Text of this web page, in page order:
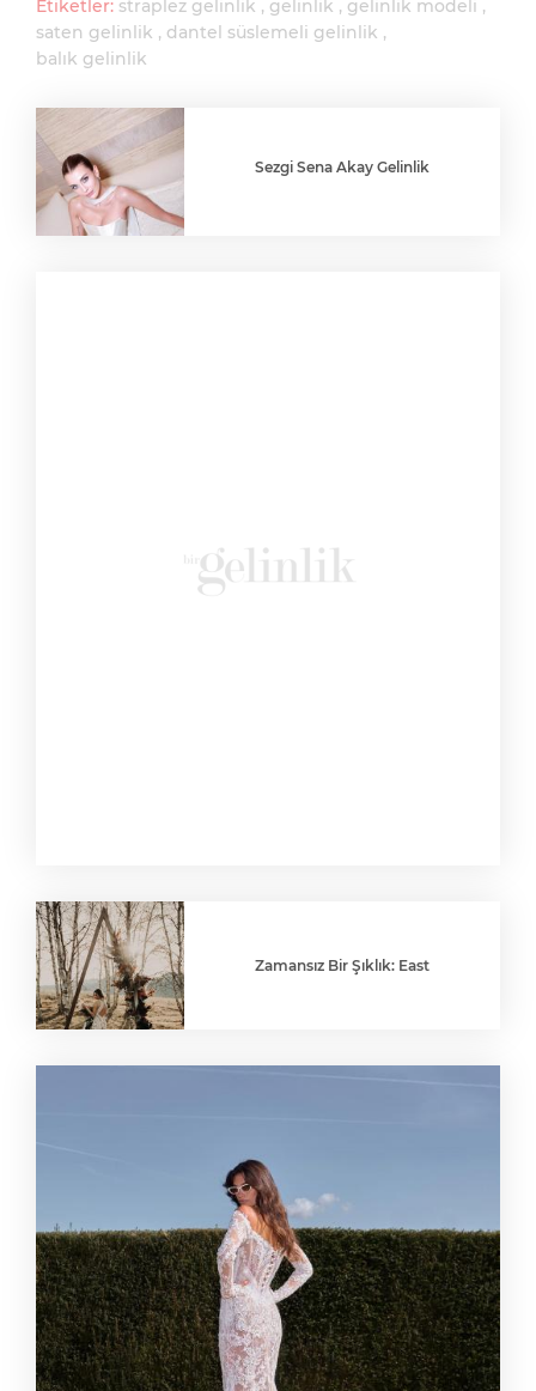
Etiketler: straplez gelinlik gelinlik
gelinlik modeli
saten gelinlik
dantel süslemeli gelinlik
balık gelinlik
Sezgi Sena Akay Gelinlik
Zamansız Bir Şıklık: East